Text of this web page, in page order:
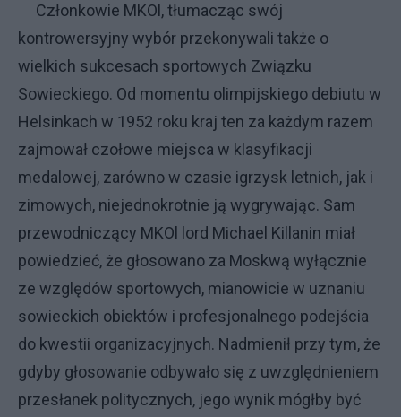
Członkowie MKOl, tłumacząc swój
kontrowersyjny wybór przekonywali także o
wielkich sukcesach sportowych Związku
Sowieckiego. Od momentu olimpijskiego debiutu w
Helsinkach w 1952 roku kraj ten za każdym razem
zajmował czołowe miejsca w klasyfikacji
medalowej, zarówno w czasie igrzysk letnich, jak i
zimowych, niejednokrotnie ją wygrywając. Sam
przewodniczący MKOl lord Michael Killanin miał
powiedzieć, że głosowano za Moskwą wyłącznie
ze względów sportowych, mianowicie w uznaniu
sowieckich obiektów i profesjonalnego podejścia
do kwestii organizacyjnych. Nadmienił przy tym, że
gdyby głosowanie odbywało się z uwzględnieniem
przesłanek politycznych, jego wynik mógłby być